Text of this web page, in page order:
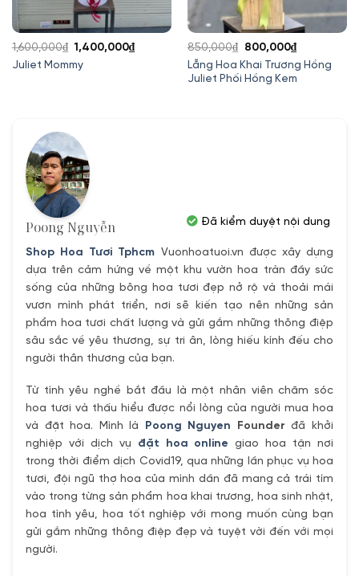
Juliet Mommy
1,600,000₫ Giá
gốc
1,400,000₫Giá
Lẵng Hoa Khai Trương Hồng
Juliet Phối Hồng Kem
850,000₫
Giá
gốc
là:
800,000₫Giá
hiện
tại
Poong Nguyễn
Shop Hoa Tươi Tphcm Vuonhoatuoi.vn được xây dựng
dựa trên cảm hứng về một khu vườn hoa tràn đầy sức
sống của những bông hoa tươi đẹp nở rộ và thoải mái
vươn mình phát triển, nơi sẽ kiến tạo nên những sản
phẩm hoa tươi chất lượng và gửi gắm những thông điệp
sâu sắc về yêu thương, sự tri ân, lòng hiếu kính đếu cho
người thân thương của bạn.
Từ tình yêu nghề bắt đầu là một nhân viên chăm sóc
hoa tươi và thấu hiểu được nổi lòng của người mua hoa
và đặt hoa. Mình là Poong Nguyen Founder đã khởi
nghiệp với dịch vụ đặt hoa online giao hoa tận nơi
trong thời điểm dịch Covid19, qua những lần phục vụ hoa
tươi, đội ngũ thợ hoa của mình dần đã mang cả trái tím
vào trong từng sản phẩm hoa khai trương, hoa sinh nhật,
hoa tình yêu, hoa tốt nghiệp với mong muốn cùng bạn
gửi gắm những thông điệp đẹp và tuyệt vời đến với mọi
người.
Đã kiểm duyệt nội dung